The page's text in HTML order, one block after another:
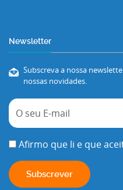
Newsletter
Subscreva a nossa
nossas novidades.
Afirmo que li e que